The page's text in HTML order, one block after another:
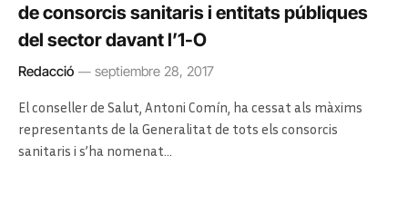
de consorcis sanitaris i entitats públiques
del sector davant l’1-O
Redacció septiembre 28, 2017
El conseller de Salut, Antoni Comín, ha cessat als màxims
representants de la Generalitat de tots els consorcis
sanitaris i s’ha nomenat…